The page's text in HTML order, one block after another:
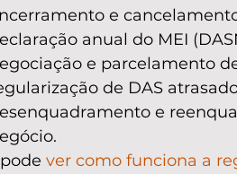
e
anual do MEI
e parcelamento
de DAS
e
ver como funciona a